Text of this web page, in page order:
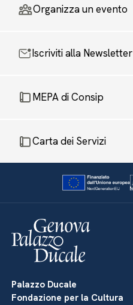
Organizza un evento
Iscriviti alla Newsletter
MEPA di Consip
Carta dei Servizi
Palazzo Ducale
Fondazione per la Cultura